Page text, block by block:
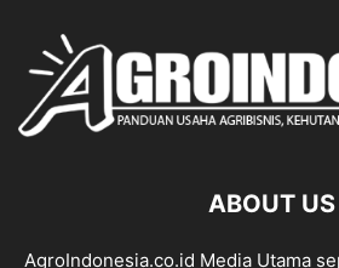
ABOUT US
AgroIndonesia.co.id Media Utama